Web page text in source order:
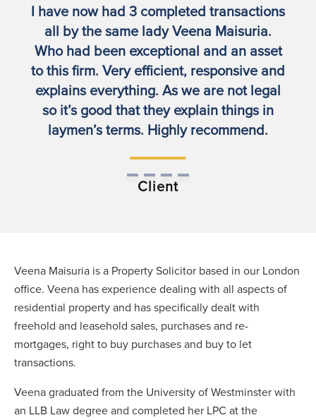
I have now had 3 completed transactions
all by the same lady Veena Maisuria.
Who had been exceptional and an asset
to this firm. Very efficient, responsive and
explains everything. As we are not legal
so it’s good that they explain things in
laymen’s terms. Highly recommend.
Client
Veena Maisuria is a Property Solicitor based in our London
office. Veena has experience dealing with all aspects of
residential property and has specifically dealt with
freehold and leasehold sales, purchases and re-
mortgages, right to buy purchases and buy to let
transactions.
Veena graduated from the University of Westminster with
an LLB Law degree and completed her LPC at the